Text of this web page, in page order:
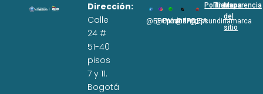
Dirección:
Calle
24 #
51-40
pisos
7 y 11.
Bogotá
@EPCundi
@Epcundi
WhatsApp
@EPC_SA
@Epcundinamarca
Políticas
Transparencia
Mapa
del
sitio